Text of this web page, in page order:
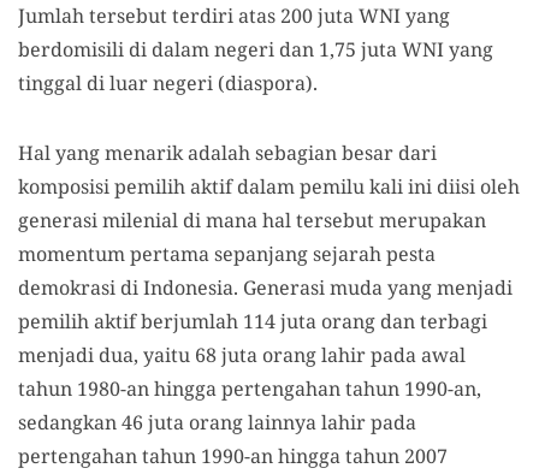
Jumlah tersebut terdiri atas 200 juta WNI yang
berdomisili di dalam negeri dan 1,75 juta WNI yang
tinggal di luar negeri (diaspora).
Hal yang menarik adalah sebagian besar dari
komposisi pemilih aktif dalam pemilu kali ini diisi oleh
generasi milenial di mana hal tersebut merupakan
momentum pertama sepanjang sejarah pesta
demokrasi di Indonesia. Generasi muda yang menjadi
pemilih aktif berjumlah 114 juta orang dan terbagi
menjadi dua, yaitu 68 juta orang lahir pada awal
tahun 1980-an hingga pertengahan tahun 1990-an,
sedangkan 46 juta orang lainnya lahir pada
pertengahan tahun 1990-an hingga tahun 2007